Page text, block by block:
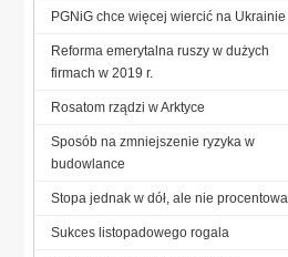
PGNiG chce więcej wiercić na Ukrainie
Reforma emerytalna ruszy w dużych
firmach w 2019 r.
Rosatom rządzi w Arktyce
Sposób na zmniejszenie ryzyka w
budowlance
Stopa jednak w dół, ale nie procentowa
Sukces listopadowego rogala